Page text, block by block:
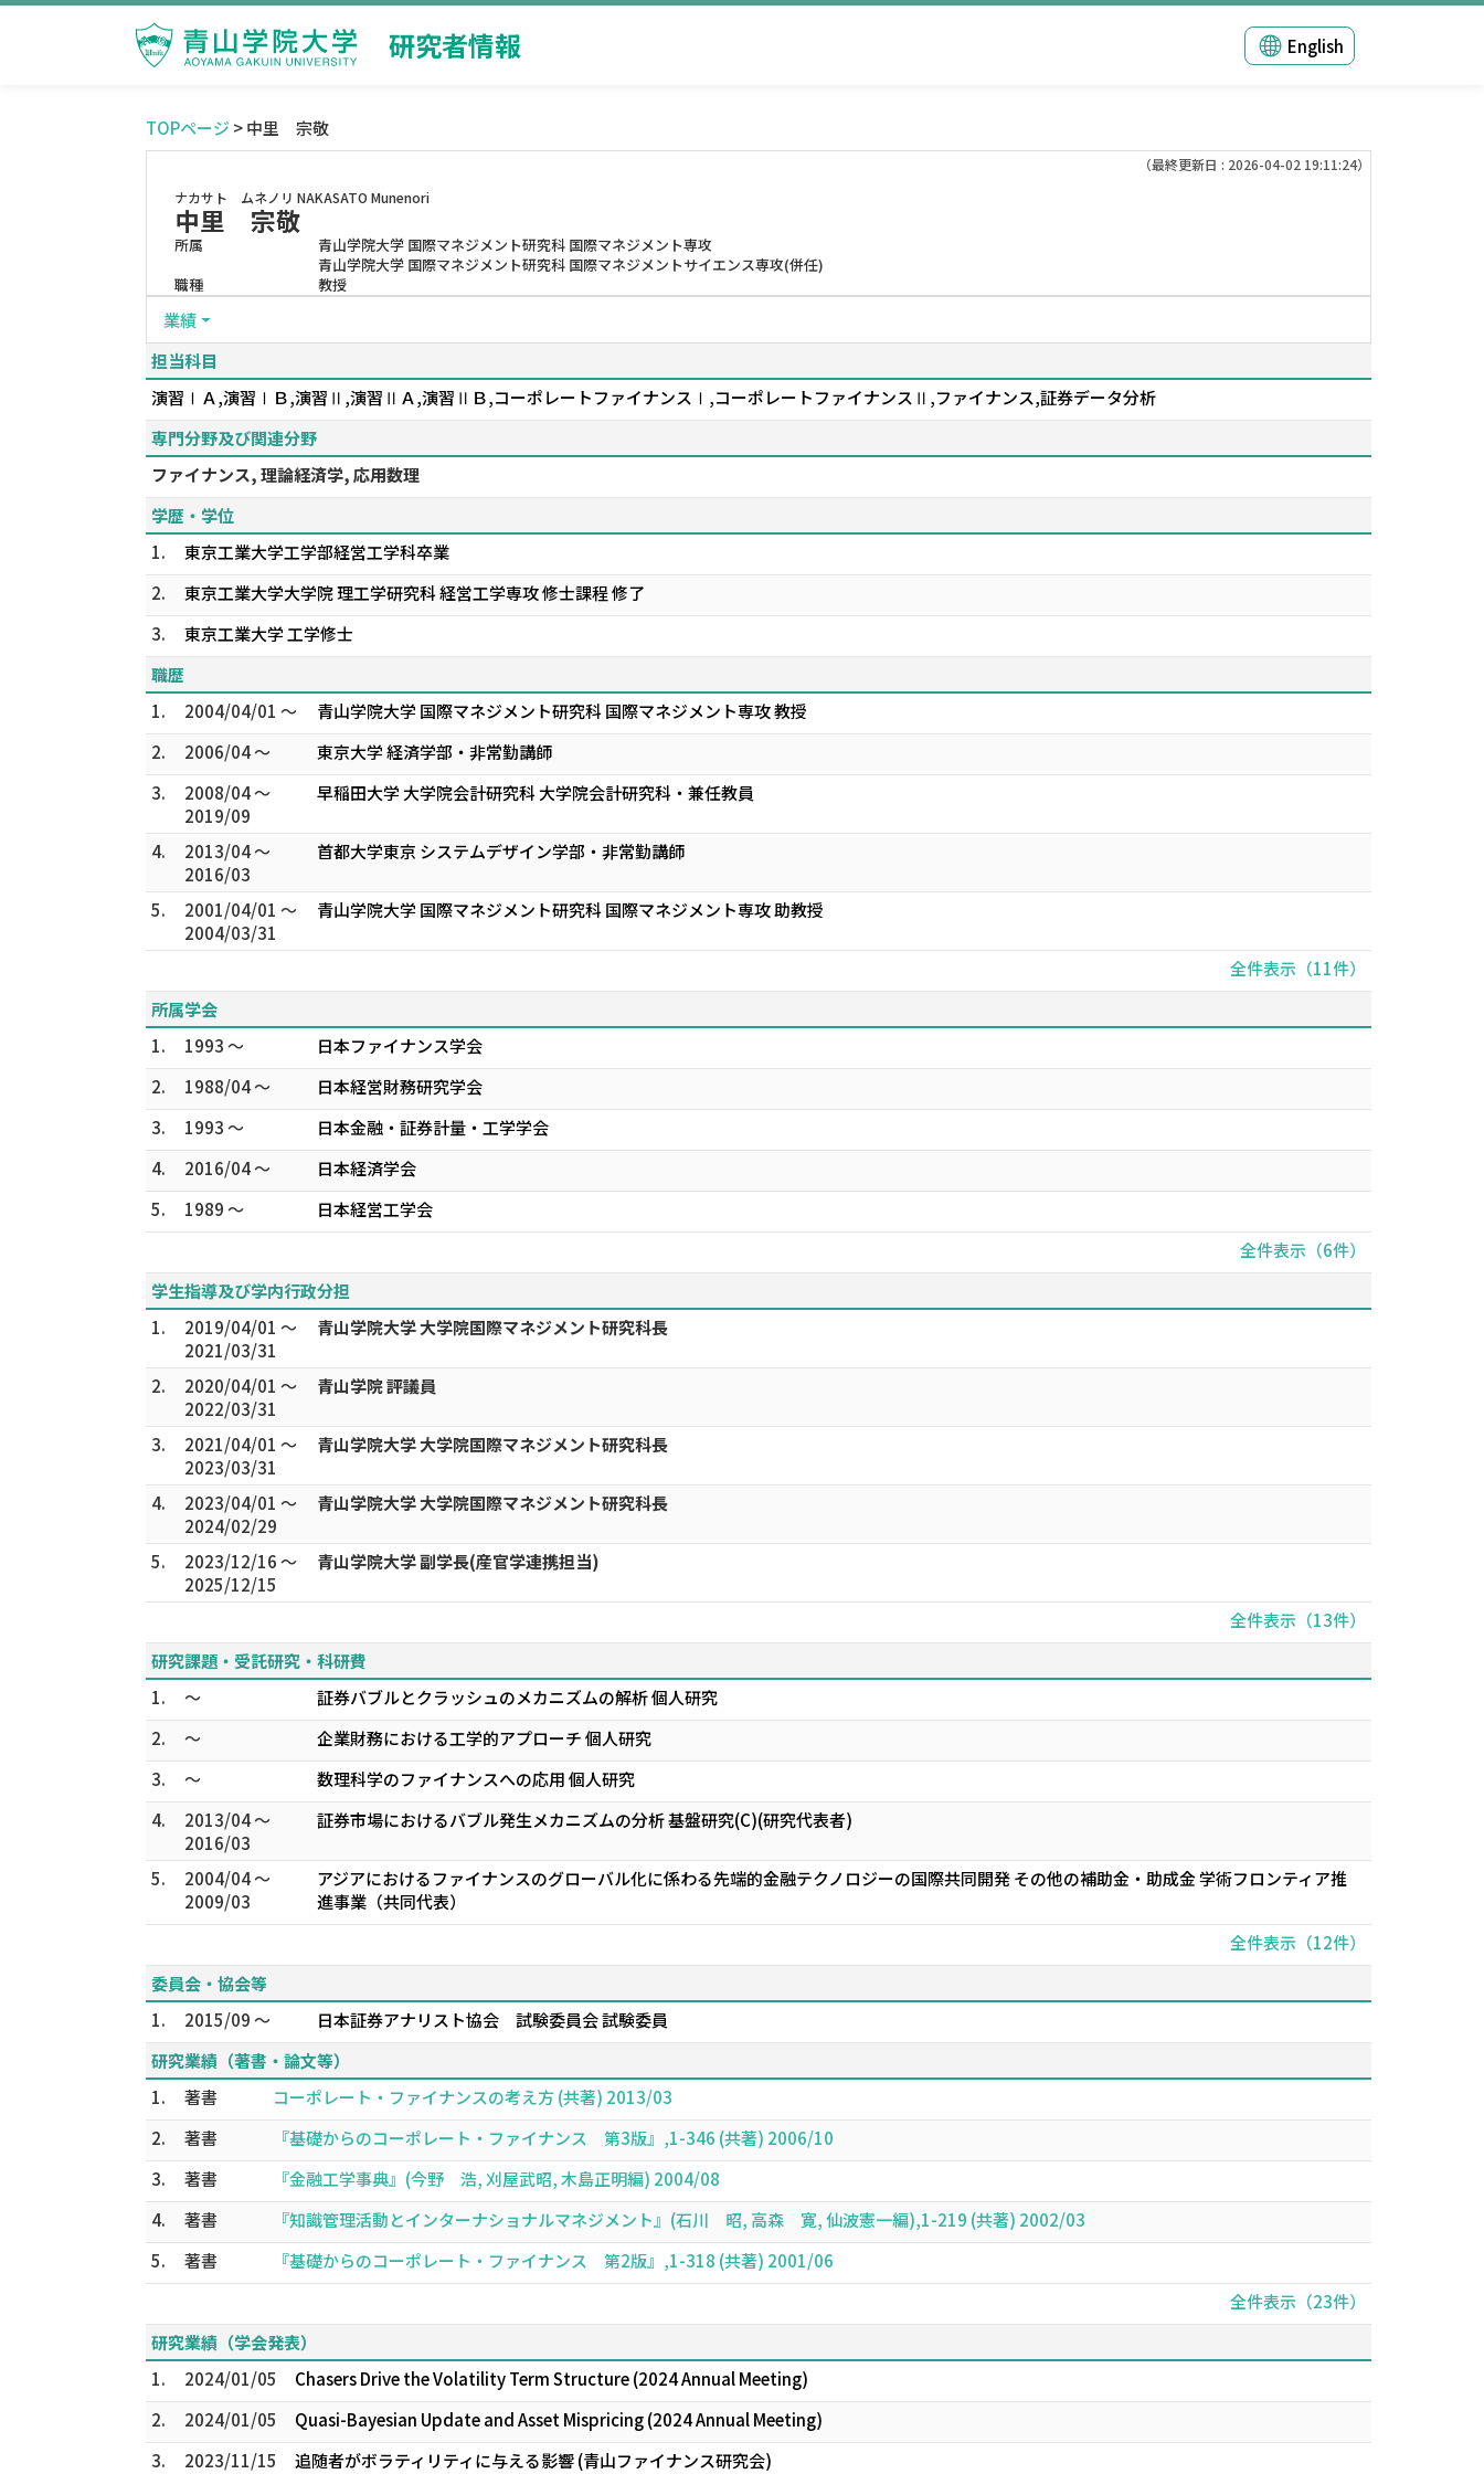
研究者情報 English
TOPページ > 中里 宗敬
（最終更新日 : 2026-04-02 19:11:24）
ナカサト ムネノリ NAKASATO Munenori
中里 宗敬
所属
青山学院大学 国際マネジメント研究科 国際マネジメント専攻
青山学院大学 国際マネジメント研究科 国際マネジメントサイエンス専攻(併任)
職種
教授
業績
担当科目
演習ⅠＡ,演習ⅠＢ,演習Ⅱ,演習ⅡＡ,演習ⅡＢ,コーポレートファイナンスⅠ,コーポレートファイナンスⅡ,ファイナンス,証券データ分析
専門分野及び関連分野
ファイナンス, 理論経済学, 応用数理
学歴・学位
1.
東京工業大学工学部経営工学科卒業
2.
東京工業大学大学院 理工学研究科 経営工学専攻 修士課程 修了
3.
東京工業大学 工学修士
職歴
1.
2004/04/01 ～
青山学院大学 国際マネジメント研究科 国際マネジメント専攻 教授
2.
2006/04 ～
東京大学 経済学部・非常勤講師
3.
2008/04 ～
2019/09
早稲田大学 大学院会計研究科 大学院会計研究科・兼任教員
4.
2013/04 ～
2016/03
首都大学東京 システムデザイン学部・非常勤講師
5.
2001/04/01 ～
2004/03/31
青山学院大学 国際マネジメント研究科 国際マネジメント専攻 助教授
全件表示（11件）
所属学会
1.
1993 ～
日本ファイナンス学会
2.
1988/04 ～
日本経営財務研究学会
3.
1993 ～
日本金融・証券計量・工学学会
4.
2016/04 ～
日本経済学会
5.
1989 ～
日本経営工学会
全件表示（6件）
学生指導及び学内行政分担
1.
2019/04/01 ～
2021/03/31
青山学院大学 大学院国際マネジメント研究科長
2.
2020/04/01 ～
2022/03/31
青山学院 評議員
3.
2021/04/01 ～
2023/03/31
青山学院大学 大学院国際マネジメント研究科長
4.
2023/04/01 ～
2024/02/29
青山学院大学 大学院国際マネジメント研究科長
5.
2023/12/16 ～
2025/12/15
青山学院大学 副学長(産官学連携担当)
全件表示（13件）
研究課題・受託研究・科研費
1.
～
証券バブルとクラッシュのメカニズムの解析 個人研究
2.
～
企業財務における工学的アプローチ 個人研究
3.
～
数理科学のファイナンスへの応用 個人研究
4.
2013/04 ～
2016/03
証券市場におけるバブル発生メカニズムの分析 基盤研究(C)(研究代表者)
5.
2004/04 ～
2009/03
アジアにおけるファイナンスのグローバル化に係わる先端的金融テクノロジーの国際共同開発 その他の補助金・助成金 学術フロンティア推
進事業（共同代表）
全件表示（12件）
委員会・協会等
1.
2015/09 ～
日本証券アナリスト協会 試験委員会 試験委員
研究業績（著書・論文等）
1.
著書
コーポレート・ファイナンスの考え方 (共著) 2013/03
2.
著書
『基礎からのコーポレート・ファイナンス 第3版』,1-346 (共著) 2006/10
3.
著書
『金融工学事典』(今野 浩, 刈屋武昭, 木島正明編) 2004/08
4.
著書
『知識管理活動とインターナショナルマネジメント』(石川 昭, 高森 寛, 仙波憲一編),1-219 (共著) 2002/03
5.
著書
『基礎からのコーポレート・ファイナンス 第2版』,1-318 (共著) 2001/06
全件表示（23件）
研究業績（学会発表）
1.
2024/01/05
Chasers Drive the Volatility Term Structure (2024 Annual Meeting)
2.
2024/01/05
Quasi-Bayesian Update and Asset Mispricing (2024 Annual Meeting)
3.
2023/11/15 追随者がボラティリティに与える影響 (青山ファイナンス研究会)